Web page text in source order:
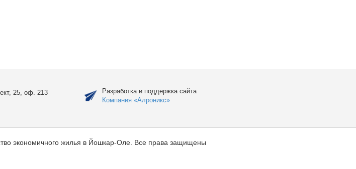
25, оф. 213
Разработка и поддержка сайта
Компания «Алроникс»
экономичного жилья в Йошкар-Оле. Все права защищены